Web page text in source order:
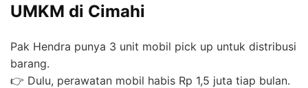
UMKM di Cimahi
Pak Hendra punya 3 unit mobil pick up untuk distribusi
barang.
👉 Dulu, perawatan mobil habis Rp 1,5 juta tiap bulan.